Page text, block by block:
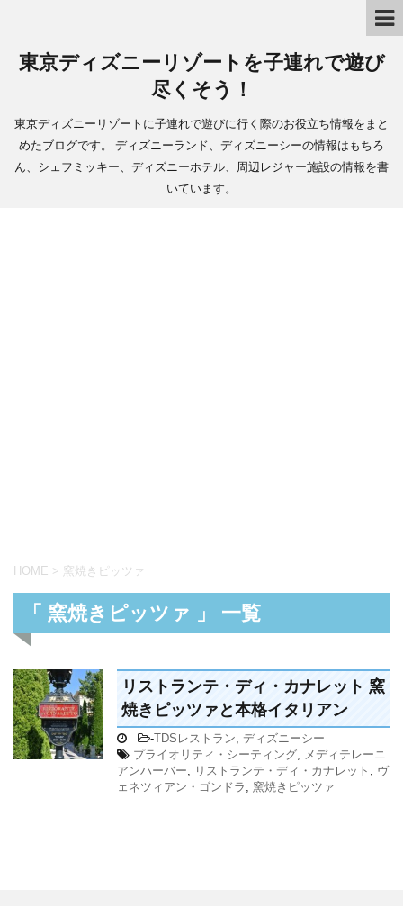
東京ディズニーリゾートを子連れで遊び
尽くそう！
東京ディズニーリゾートに子連れで遊びに行く際のお役立ち情報をまと
めたブログです。 ディズニーランド、ディズニーシーの情報はもちろ
ん、シェフミッキー、ディズニーホテル、周辺レジャー施設の情報を書
いています。
HOME > 窯焼きピッツァ
「 窯焼きピッツァ 」 一覧
リストランテ・ディ・カナレット 窯
焼きピッツァと本格イタリアン
-TDSレストラン, ディズニーシー
プライオリティ・シーティング, メディテレーニ
アンハーバー, リストランテ・ディ・カナレット , ヴ
ェネツィアン・ゴンドラ , 窯焼きピッツァ